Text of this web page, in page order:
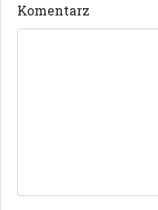
Komentarz